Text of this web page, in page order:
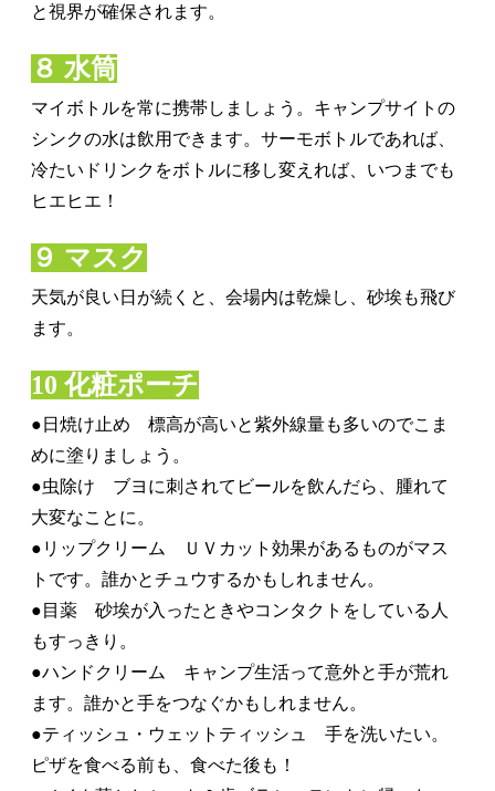
と視界が確保されます。
８ 水筒
マイボトルを常に携帯しましょう。キャンプサイトの
シンクの水は飲用できます。サーモボトルであれば、
冷たいドリンクをボトルに移し変えれば、いつまでも
ヒエヒエ！
９ マスク
天気が良い日が続くと、会場内は乾燥し、砂埃も飛び
ます。
10 化粧ポーチ
●日焼け止め 標高が高いと紫外線量も多いのでこま
めに塗りましょう。
●虫除け ブヨに刺されてビールを飲んだら、腫れて
大変なことに。
●リップクリーム ＵＶカット効果があるものがマス
トです。誰かとチュウするかもしれません。
●目薬 砂埃が入ったときやコンタクトをしている人
もすっきり。
●ハンドクリーム キャンプ生活って意外と手が荒れ
ます。誰かと手をつなぐかもしれません。
●ティッシュ・ウェットティッシュ 手を洗いたい。
ピザを食べる前も、食べた後も！